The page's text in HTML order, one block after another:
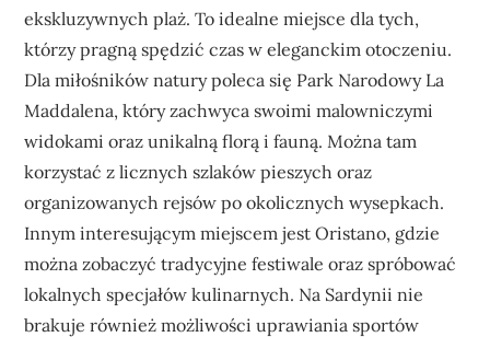
ekskluzywnych plaż. To idealne miejsce dla tych,
którzy pragną spędzić czas w eleganckim otoczeniu.
Dla miłośników natury poleca się Park Narodowy La
Maddalena, który zachwyca swoimi malowniczymi
widokami oraz unikalną florą i fauną. Można tam
korzystać z licznych szlaków pieszych oraz
organizowanych rejsów po okolicznych wysepkach.
Innym interesującym miejscem jest Oristano, gdzie
można zobaczyć tradycyjne festiwale oraz spróbować
lokalnych specjałów kulinarnych. Na Sardynii nie
brakuje również możliwości uprawiania sportów